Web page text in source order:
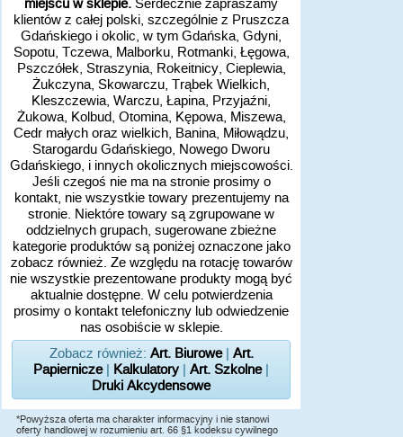
miejscu w sklepie. Serdecznie zapraszamy
klientów z całej polski, szczególnie z Pruszcza
Gdańskiego i okolic, w tym Gdańska, Gdyni,
Sopotu, Tczewa, Malborku, Rotmanki, Łęgowa,
Pszczółek, Straszynia, Rokeitnicy, Cieplewia,
Żukczyna, Skowarczu, Trąbek Wielkich,
Kleszczewia, Warczu, Łapina, Przyjaźni,
Żukowa, Kolbud, Otomina, Kępowa, Miszewa,
Cedr małych oraz wielkich, Banina, Miłowądzu,
Starogardu Gdańskiego, Nowego Dworu
Gdańskiego, i innych okolicznych miejscowości.
Jeśli czegoś nie ma na stronie prosimy o
kontakt, nie wszystkie towary prezentujemy na
stronie. Niektóre towary są zgrupowane w
oddzielnych grupach, sugerowane zbieżne
kategorie produktów są poniżej oznaczone jako
zobacz również. Ze względu na rotację towarów
nie wszystkie prezentowane produkty mogą być
aktualnie dostępne. W celu potwierdzenia
prosimy o kontakt telefoniczny lub odwiedzenie
nas osobiście w sklepie.
Zobacz również: Art. Biurowe| Art.
Papiernicze| Kalkulatory | Art. Szkolne|
Druki Akcydensowe
*Powyższa oferta ma charakter informacyjny i nie stanowi
oferty handlowej w rozumieniu art. 66 §1 kodeksu cywilnego